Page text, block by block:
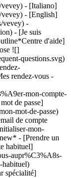
vevey) - [Italiano]
vevey) - [English]
vevey) -
- [Je suis
d'aide]
![]
questions.svg)
rendez-vous -
mon-compte-
de passe]
mot-de-passe)
de compte
mon-
- [Prendre un
habituel]
aupr%C3%A8s-
habituel)
spécialité]